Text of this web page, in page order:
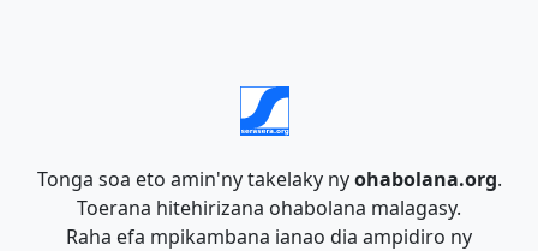
Tonga soa eto amin'ny takelaky nyohabolana.org.
Toerana hitehirizana ohabolana malagasy.
Raha efa mpikambana ianao dia ampidiro ny